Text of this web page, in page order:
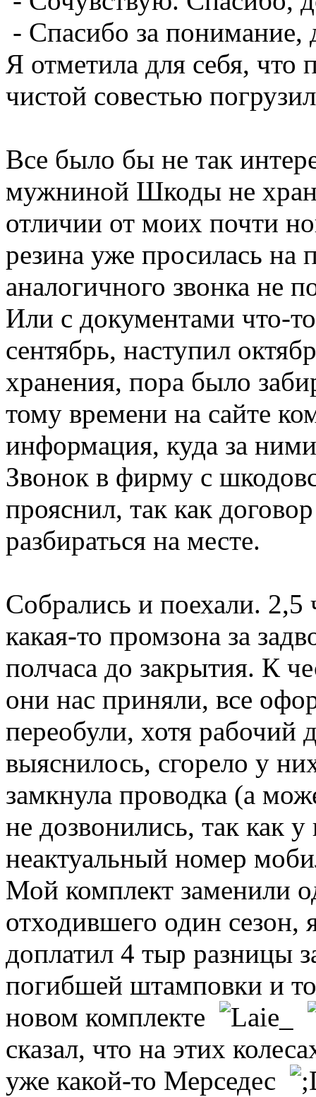
- Спасибо за понимание,
Я отметила для себя, что
чистой совестью
Все было бы не так
мужниной Шкоды не
отличии от моих почти
резина уже просилась
аналогичного звонка не
Или с документами что-
сентябрь, наступил
хранения, пора было
тому времени на сайте
информация, куда за
Звонок в фирму с
прояснил, так как
разбираться на месте.
Собрались и поехали. 2,5
какая-то промзона за
полчаса до закрытия. К
они нас приняли, все
переобули, хотя рабочий
выяснилось, сгорело у
замкнула проводка (а
не дозвонились, так как
неактуальный номер
Мой комплект заменили
отходившего один
доплатил 4 тыр разницы
погибшей штамповки и
новом комплекте
сказал, что на этих
уже какой-то Мерседес